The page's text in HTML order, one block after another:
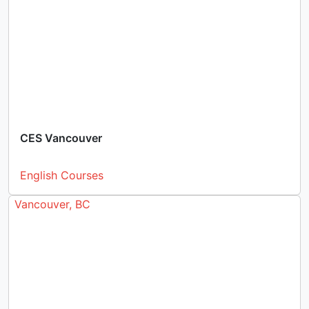
CES Vancouver
English Courses
Vancouver, BC